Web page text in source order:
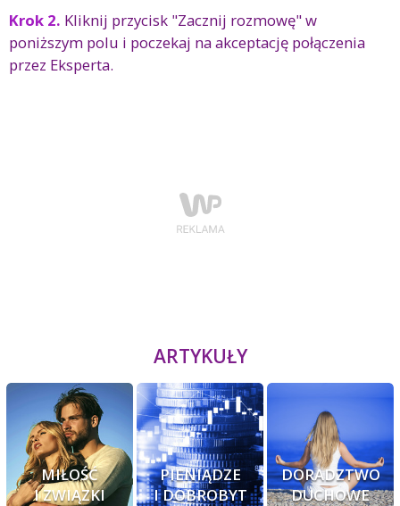
Krok 2. Kliknij przycisk "Zacznij rozmowę" w
poniższym polu i poczekaj na akceptację połączenia
przez Eksperta.
ARTYKUŁY
MIŁOŚĆ
I ZWIĄZKI
PIENIĄDZE
I DOBROBYT
DORADZTWO
DUCHOWE